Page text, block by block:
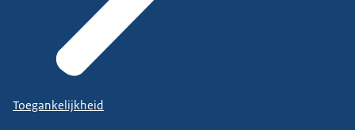
Toegankelijkheid